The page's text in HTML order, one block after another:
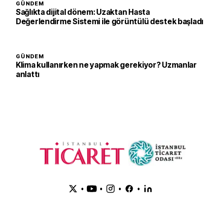
GÜNDEM
Sağlıkta dijital dönem: Uzaktan Hasta
Değerlendirme Sistemi ile görüntülü destek başladı
GÜNDEM
Klima kullanırken ne yapmak gerekiyor? Uzmanlar
anlattı
• • • •